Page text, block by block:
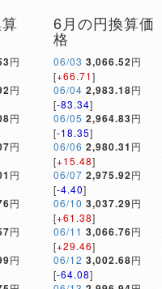
円
円
円
円
円
円
円
円
6月の円換算価
格
06/03 3,066.52円
[+66.71]
06/04 2,983.18円
[-83.34]
06/05 2,964.83円
[-18.35]
06/06 2,980.31 円
[+15.48]
06/07 2,975.92円
[-4.40]
06/10 3,037.29円
[+61.38]
06/11 3,066.76円
[+29.46]
06/12 3,002.68円
[-64.08]